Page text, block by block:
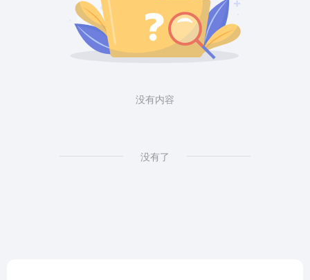
没有内容
没有了